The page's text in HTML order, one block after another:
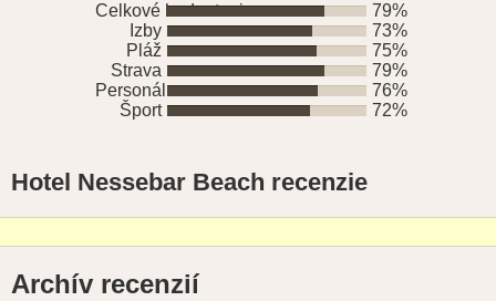
Celkové hodnotenie
79%
Izby
73%
Pláž
75%
Strava
79%
Personál
76%
Šport
72%
Hotel Nessebar Beach recenzie
Archív recenzií